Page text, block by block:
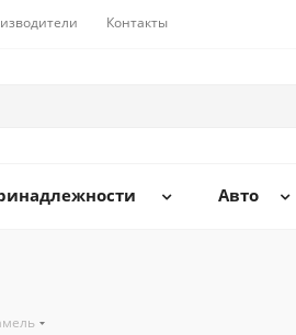
Контакты
Авто